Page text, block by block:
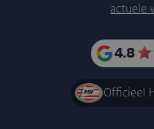
actuele
4.8
Officieel